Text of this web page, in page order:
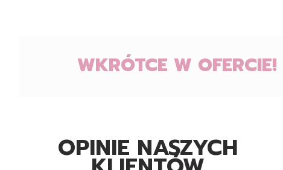
WKRÓTCE W OFERCIE!
OPINIE NASZYCH